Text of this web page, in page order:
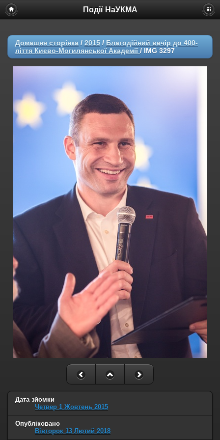
Події НаУКМА
Домашня сторінка / 2015 / Благодійний вечір до 400-
ліття Києво-Могилянської Академії/ IMG 3297
Дата зйомки
Четвер 1 Жовтень 2015
Опубліковано
Вівторок 13 Лютий 2018